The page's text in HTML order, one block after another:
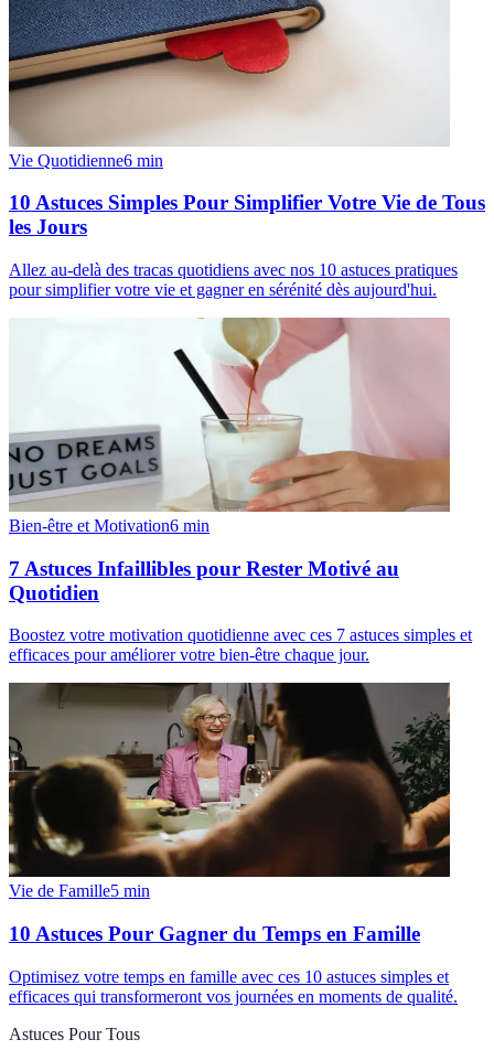
Vie Quotidienne6 min
10 Astuces Simples Pour Simplifier Votre Vie de Tous
les Jours
Allez au-delà des tracas quotidiens avec nos 10 astuces pratiques
pour simplifier votre vie et gagner en sérénité dès aujourd'hui.
Bien-être et Motivation6 min
7 Astuces Infaillibles pour Rester Motivé au
Quotidien
Boostez votre motivation quotidienne avec ces 7 astuces simples et
efficaces pour améliorer votre bien-être chaque jour.
Vie de Famille5 min
10 Astuces Pour Gagner du Temps en Famille
Optimisez votre temps en famille avec ces 10 astuces simples et
efficaces qui transformeront vos journées en moments de qualité.
Astuces Pour Tous